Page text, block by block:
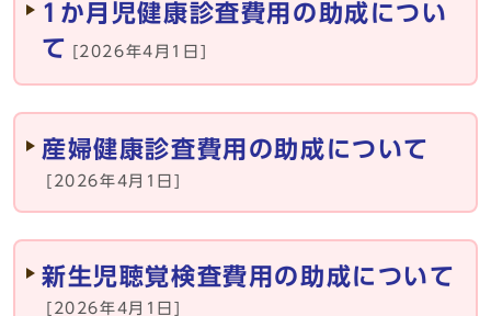
1か月児健康診査費用の助成につい
て
[2026年4月1日]
産婦健康診査費用の助成について
[2026年4月1日]
新生児聴覚検査費用の助成について
[2026年4月1日]